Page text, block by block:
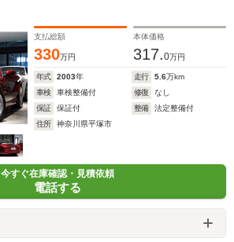
支払総額
330万円
本体価格
317.0万円
年式 2003年 走行 5.6万km
車検
車検整備付 修復
なし
保証
保証付 整備
法定整備付
住所
神奈川県平塚市
今すぐ在庫確認・見積依頼
電話する